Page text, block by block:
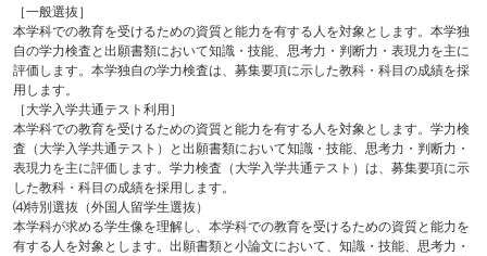
［一般選抜］
本学科での教育を受けるための資質と能力を有する人を対象とします。本学独
自の学力検査と出願書類において知識・技能、思考力・判断力・表現力を主に
評価します。本学独自の学力検査は、募集要項に示した教科・科目の成績を採
用します。
［大学入学共通テスト利用］
本学科での教育を受けるための資質と能力を有する人を対象とします。学力検
査（大学入学共通テスト）と出願書類において知識・技能、思考力・判断力・
表現力を主に評価します。学力検査（大学入学共通テスト）は、募集要項に示
した教科・科目の成績を採用します。
⑷特別選抜（外国人留学生選抜）
本学科が求める学生像を理解し、本学科での教育を受けるための資質と能力を
有する人を対象とします。出願書類と小論文において、知識・技能、思考力・